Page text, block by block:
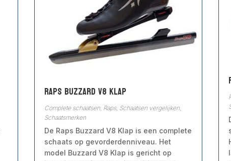
Raps Buzzard V8 Klap
Complete schaatsen, Raps, Schaatsen vergelijken,
Schaatsmerken
De Raps Buzzard V8 Klap is een complete
schaats op gevorderdenniveau. Het
model Buzzard V8 Klap is gericht op